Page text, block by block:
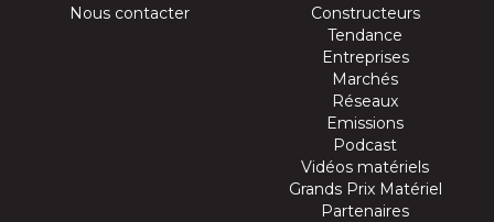
Nous contacter
Constructeurs
Tendance
Entreprises
Marchés
Réseaux
Emissions
Podcast
Vidéos matériels
Grands Prix Matériel
Partenaires